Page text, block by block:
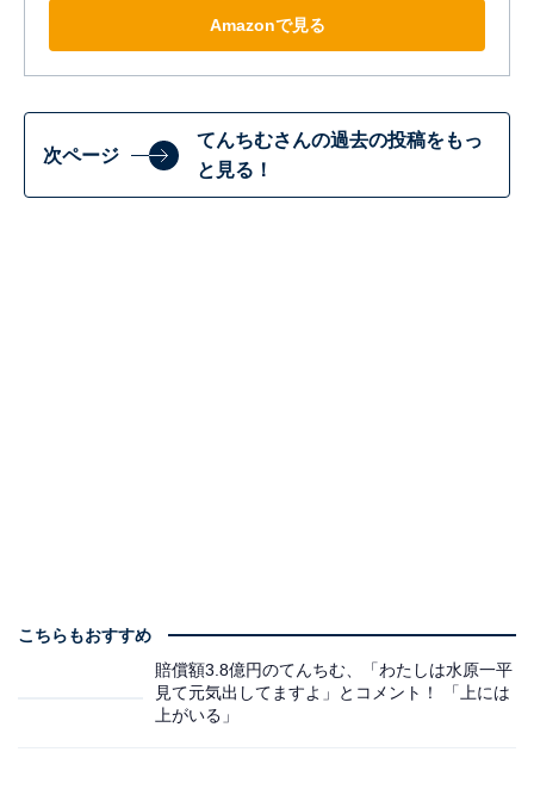
Amazonで見る
次ページ
てんちむさんの過去の投稿をもっ
と見る！
こちらもおすすめ
賠償額3.8億円のてんちむ、「わたしは水原一平
見て元気出してますよ」とコメント！ 「上には
上がいる」